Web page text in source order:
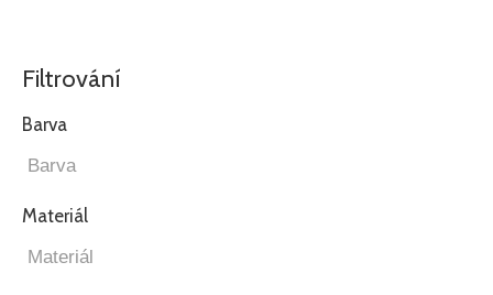
Filtrování
Barva
Materiál